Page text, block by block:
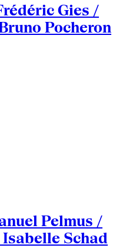
Gies /
Pocheron
Pelmus /
Schad